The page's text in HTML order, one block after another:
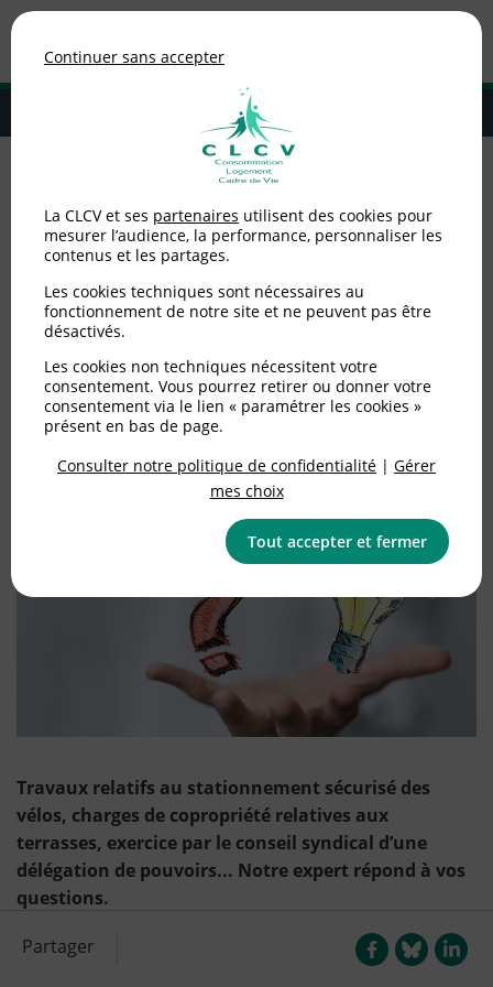
MENU
Adhérer à la CLCV
questions sur la copropriété
L'expert répond : vos
questions sur la
copropriété
Publié le01/02/2025(mis à jour le
Logement
Travaux relatifs au stationnement sécurisé des
vélos, charges de copropriété relatives aux
terrasses, exercice par le conseil syndical d’une
délégation de pouvoirs... Notre expert répond à vos
questions.
Travaux relatifs au stationnement
Partager
Continuer sans accepter
La CLCV et ses partenaires utilisent des cookies pour
mesurer l’audience, la performance, personnaliser les
contenus et les partages.
Les cookies techniques sont nécessaires au
fonctionnement de notre site et ne peuvent pas être
désactivés.
Les cookies non techniques nécessitent votre
consentement. Vous pourrez retirer ou donner votre
consentement via le lien « paramétrer les cookies »
présent en bas de page.
Consulter notre politique de confidentialité | Gérer
mes choix
Tout accepter et fermer